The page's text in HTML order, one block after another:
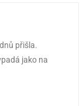
přišla.
jako na